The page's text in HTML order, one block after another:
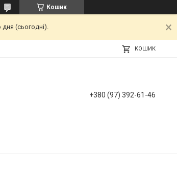
Кошик
(сьогодні).
КОШИК
+380 (97) 392-61-46